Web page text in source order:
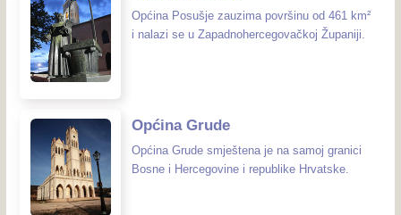
Općina Posušje zauzima površinu od 461 km²
i nalazi se u Zapadnohercegovačkoj Županiji.
Općina Grude
Općina Grude smještena je na samoj granici
Bosne i Hercegovine i republike Hrvatske.